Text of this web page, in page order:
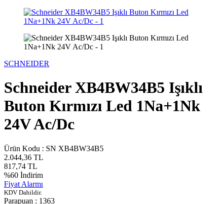
SCHNEIDER
Schneider XB4BW34B5 Işıklı
Buton Kırmızı Led 1Na+1Nk
24V Ac/Dc
Ürün Kodu : SN XB4BW34B5
2.044,36 TL
817,74 TL
%60 İndirim
Fiyat Alarmı
KDV Dahildir.
Parapuan : 1363